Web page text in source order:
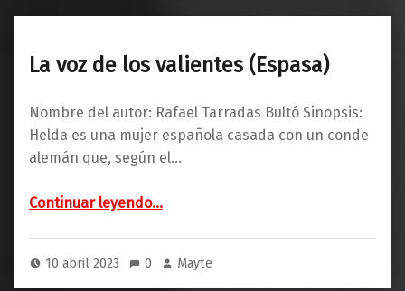
La voz de los valientes (Espasa)
Nombre del autor: Rafael Tarradas Bultó Sinopsis:
Helda es una mujer española casada con un conde
alemán que, según el…
Continuar leyendo“La voz de los valientes (Espasa)”
…
10 abril 2023 0 Mayte